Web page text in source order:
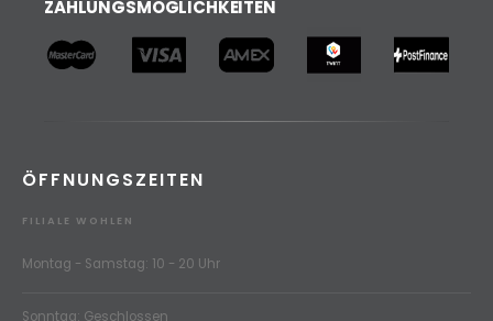
ZAHLUNGSMÖGLICHKEITEN
ÖFFNUNGSZEITEN
FILIALE WOHLEN
Montag - Samstag: 10 - 20 Uhr
Sonntag: Geschlossen